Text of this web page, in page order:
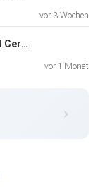
vor 3 Wochen
#06ShortCast FichtelBusiness mit Cerstin
vor 1 Monat